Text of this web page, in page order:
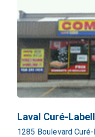
Laval Curé-
1285 Boulevard